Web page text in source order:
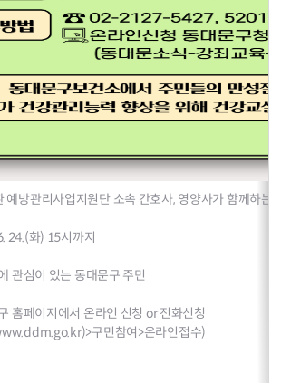
예방관리사업지원단 소속 간호사, 영양사가 함께하는
24.(화) 15시까지
관심이 있는 동대문구 주민
홈페이지에서 온라인 신청 or 전화신청
구민참여>온라인접수)